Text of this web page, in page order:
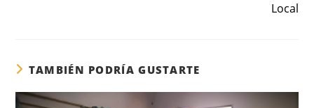
Local
TAMBIÉN PODRÍA GUSTARTE